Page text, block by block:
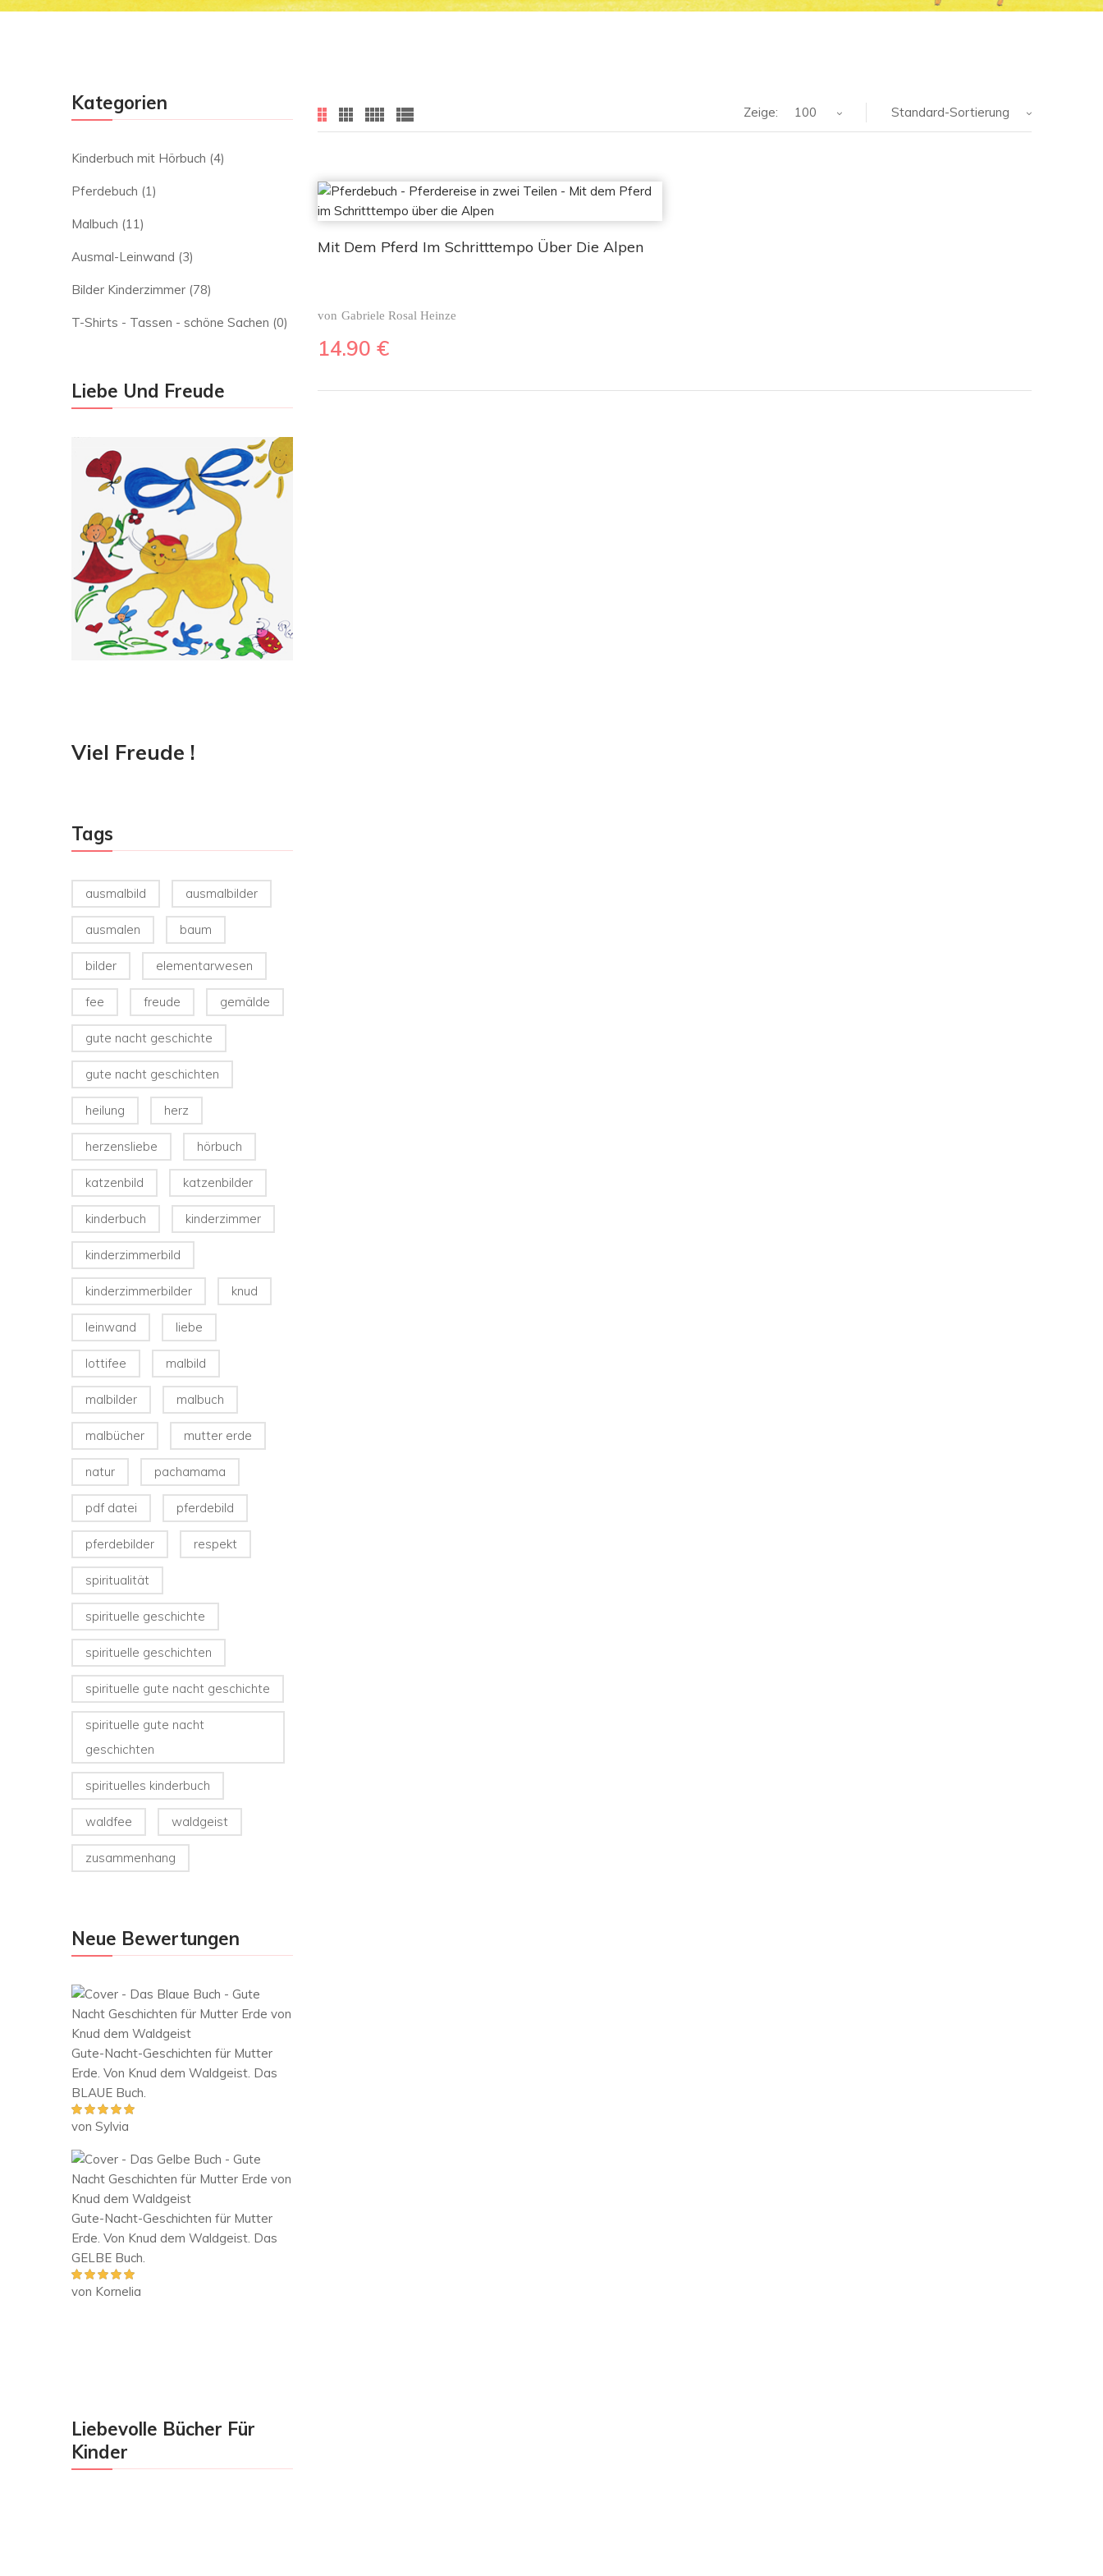
Kategorien
Kinderbuch mit Hörbuch (4)
Pferdebuch (1)
Malbuch (11)
Ausmal-Leinwand (3)
Bilder Kinderzimmer (78)
T-Shirts - Tassen - schöne Sachen (0)
Liebe Und Freude
Viel Freude !
Tags
ausmalbild ausmalbilder
ausmalen baum
bilder elementarwesen
fee freude gemälde
gute nacht geschichte
gute nacht geschichten
heilung herz
herzensliebe hörbuch
katzenbild katzenbilder
kinderbuch kinderzimmer
kinderzimmerbild
kinderzimmerbilder knud
leinwand liebe
lottifee malbild
malbilder malbuch
malbücher mutter erde
natur pachamama
pdf datei pferdebild
pferdebilder respekt
spiritualität
spirituelle geschichte
spirituelle geschichten
spirituelle gute nacht geschichte
spirituelle gute nacht
geschichten
spirituelles kinderbuch
waldfee waldgeist
zusammenhang
Neue Bewertungen
Gute-Nacht-Geschichten für Mutter
Erde. Von Knud dem Waldgeist. Das
BLAUE Buch.
Bewertet mit
von Sylvia
Gute-Nacht-Geschichten für Mutter
Erde. Von Knud dem Waldgeist. Das
GELBE Buch.
Bewertet mit
von Kornelia
Liebevolle Bücher Für
Kinder
Standard-Sortierung
Zeige: 100
Mit Dem Pferd Im Schritttempo Über Die Alpen
von Gabriele Rosal Heinze
14.90 €